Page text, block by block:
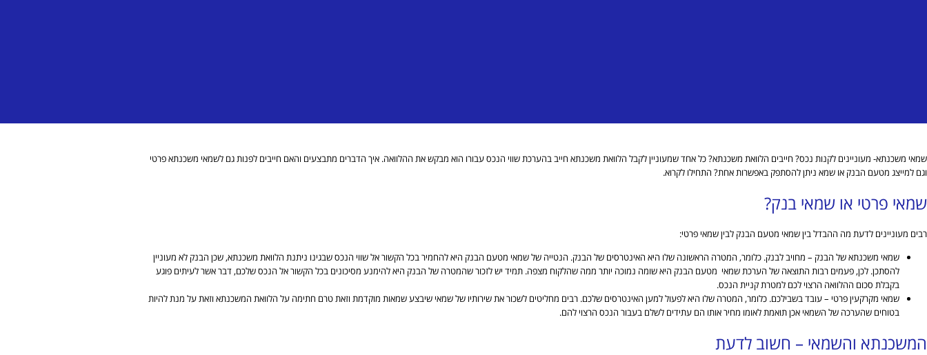
שמאי משכנתא- מעוניינים לקנות נכס? חייבים הלוואת משכנתא? כל אחד שמעוניין לקבל הלוואת משכנתא חייב בהערכת שווי הנכס עבורו הוא מבקש את ההלוואה. איך הדברים מתבצעים והאם חייבים לפנות גם לשמאי משכנתא פרטי
וגם למייצג מטעם הבנק או שמא ניתן להסתפק באפשרות אחת? התחילו לקרוא.
שמאי פרטי או שמאי בנק?
רבים מעוניינים לדעת מה ההבדל בין שמאי מטעם הבנק לבין שמאי פרטי:
שמאי משכנתא של הבנק – מחויב לבנק. כלומר, המטרה הראשונה שלו היא האינטרסים של הבנק. הנטייה של שמאי מטעם הבנק היא להחמיר בכל הקשור אל שווי הנכס שבגינו ניתנת הלוואת משכנתא, שכן הבנק לא מעוניין
להסתכן. לכן, פעמים רבות התוצאה של הערכת שמאי מטעם הבנק היא שומה נמוכה יותר ממה שהלקוח מצפה. תמיד יש לזכור שהמטרה של הבנק היא להימנע מסיכונים בכל הקשור אל הנכס שלכם, דבר אשר לעיתים פוגע
בקבלת סכום ההלוואה הרצוי לכם למטרת קניית הנכס.
שמאי מקרקעין פרטי – עובד בשבילכם. כלומר, המטרה שלו היא לפעול למען האינטרסים שלכם. רבים מחליטים לשכור את שירותיו של שמאי שיבצע שמאות מוקדמת וזאת טרם חתימה על הלוואת המשכנתא וזאת על מנת להיות
בטוחים שהערכה של השמאי אכן תואמת לאומו מחיר אותו הם עתידים לשלם בעבור הנכס הרצוי להם.
המשכנתא והשמאי – חשוב לדעת